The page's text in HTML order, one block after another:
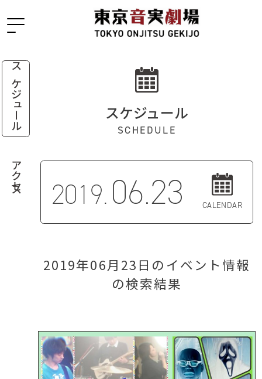
スケジュール
アクセス
スケジュール
SCHEDULE
2019.06.23 CALENDAR
2019年06月23日のイベント情報
の検索結果